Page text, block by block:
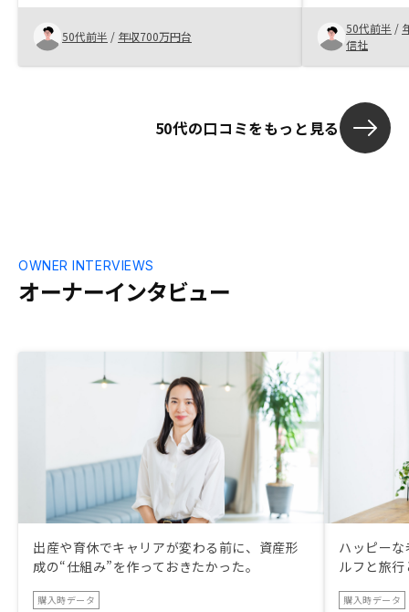
50代前半 / 年収700万円台
なかなかこう
も有るでしょ
が一番でしょ
50代前半 /
信社
50代の口コミをもっと見る
オーナーインタビュー
OWNER INTERVIEWS
出産や育休でキャリアが変わる前に、資産形
成の“仕組み”を作っておきたかった。
購入時データ
ハッピー
ルフと旅
購入時データ